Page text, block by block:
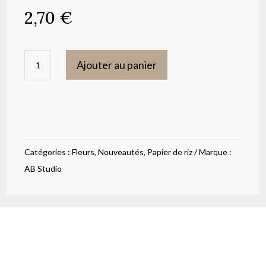
2,70 €
fleurs
180
Ajouter au panier
Catégories :Fleurs,Nouveautés, Papier de riz
Marque :
AB Studio